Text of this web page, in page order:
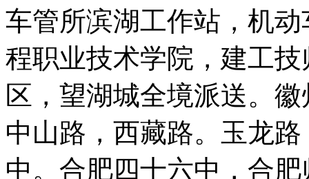
车管所滨湖工作站，机
程职业技术学院，建工
区，望湖城全境派送。
中山路，西藏路。玉龙
中。合肥四十六中，合